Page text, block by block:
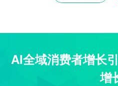
AI全域消费者增长
增